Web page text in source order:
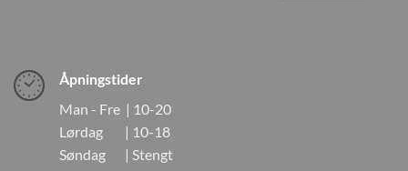
Åpningstider
Man - Fre | 10-20
Lørdag | 10-18
Søndag | Stengt